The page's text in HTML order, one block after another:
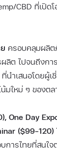
CBD ที่เปิด
ครอบคลุมผลิ
ต ไปจนถึงกา
ที่นำเสนอโดยผู้
มใหม่ ๆ ของตล
One Day
($99–120)
การไทยที่สนใ